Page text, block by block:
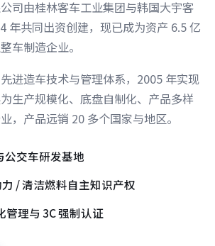
司由桂林客车工业集团与韩国大宇客
年共同出资创建，现已成为资产 6.5 亿
车制造企业。
进造车技术与管理体系，2005 年实现
生产规模化、底盘自制化、产品多样
，产品远销 20 多个国家与地区。
公交车研发基地
/ 清洁燃料自主知识产权
管理与 3C 强制认证